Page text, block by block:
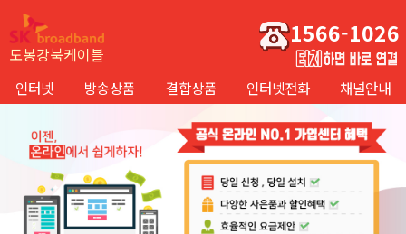
도봉강북케이블
1566-1026
인터넷 방송상품 결합상품 인터넷전화 채널안내